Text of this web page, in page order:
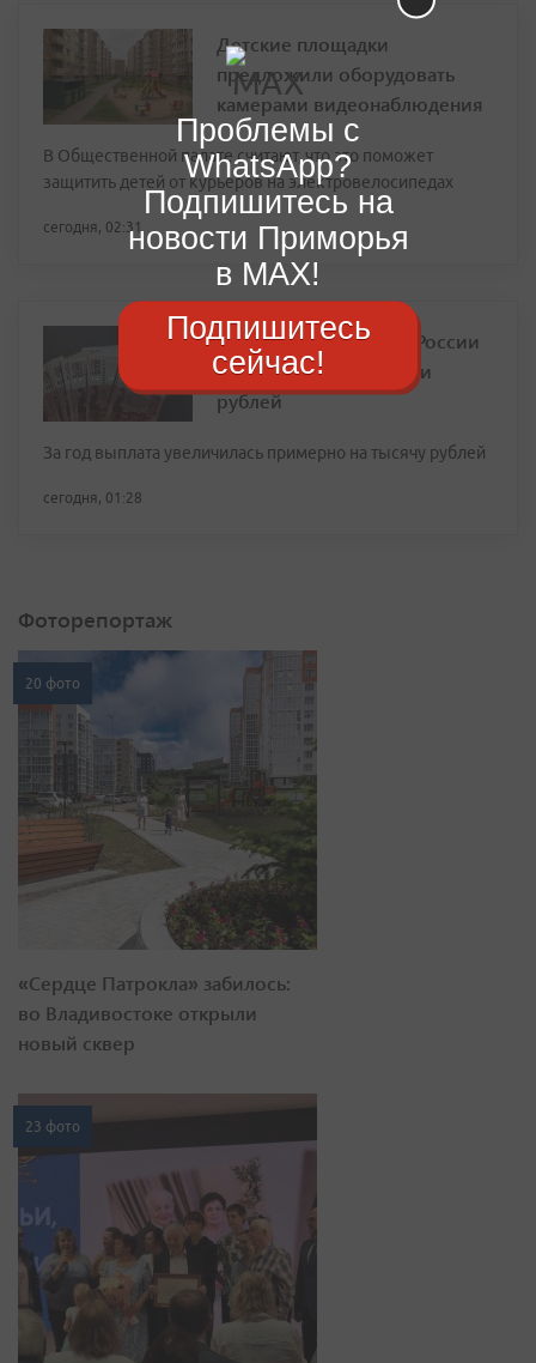
Детские площадки
предложили оборудовать
камерами видеонаблюдения
В Общественной палате считают, что это поможет
защитить детей от курьеров на электровелосипедах
сегодня, 02:31
Социальная пенсия в России
выросла до 16,6 тысячи
рублей
За год выплата увеличилась примерно на тысячу рублей
сегодня, 01:28
Фоторепортаж
20 фото
«Сердце Патрокла» забилось:
во Владивостоке открыли
новый сквер
23 фото
Проблемы с
WhatsApp?
Подпишитесь на
новости Приморья
в MAX!
Подпишитесь
сейчас!